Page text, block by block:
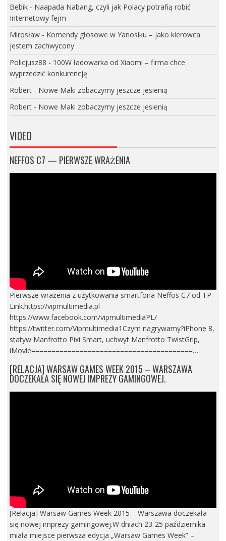
Bebik- Naapada Nabang, czyli jak Polacy potrafią robić
Internetowy fejm
Mirosław- Komendy głosowe w Yanosiku – jako kierowca
jestem zachwycony
Policjusz88 - 100W ładowarka od Xiaomi – firma chce
wyprzedzić konkurencję
Robert- Nowe Maki zobaczymy jeszcze jesienią
Robert- Nowe Maki zobaczymy jeszcze jesienią
VIDEO
NEFFOS C7 — PIERWSZE WRAŻENIA
Pierwsze wrażenia z użytkowania smartfona Neffos C7 od TP-
Link.https://vipmultimedia.pl
https://www.facebook.com/vipmultimediaPL/
https://twitter.com/Vipmultimedia1Czym nagrywamy?iPhone 8,
statyw Manfrotto Pixi Smart, uchwyt Manfrotto TwistGrip,
iMovie========================================…
[RELACJA] WARSAW GAMES WEEK 2015 – WARSZAWA
DOCZEKAŁA SIĘ NOWEJ IMPREZY GAMINGOWEJ.
[Relacja] Warsaw Games Week 2015 – Warszawa doczekała
się nowej imprezy gamingowej.W dniach 23-25 października
miała miejsce pierwsza edycja „Warsaw Games Week” –